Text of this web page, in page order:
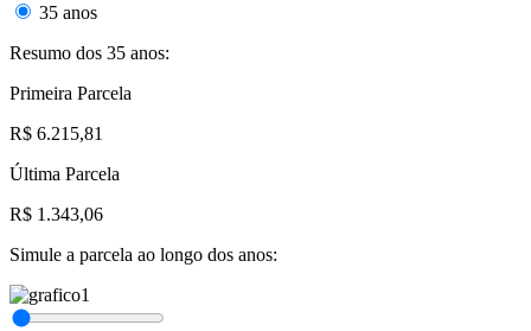
35 anos
Resumo dos 35 anos:
Primeira Parcela
R$ 6.215,81
Última Parcela
R$ 1.343,06
Simule a parcela ao longo dos anos: